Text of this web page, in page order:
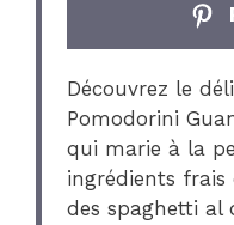
Découvrez le
Pomodorini
qui marie à la
ingrédients frais
des spaghetti al